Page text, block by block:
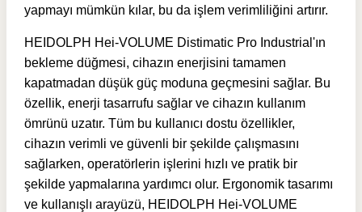
yapmayı mümkün kılar, bu da işlem verimliliğini artırır.
HEIDOLPH Hei-VOLUME Distimatic Pro Industrial'ın
bekleme düğmesi, cihazın enerjisini tamamen
kapatmadan düşük güç moduna geçmesini sağlar. Bu
özellik, enerji tasarrufu sağlar ve cihazın kullanım
ömrünü uzatır. Tüm bu kullanıcı dostu özellikler,
cihazın verimli ve güvenli bir şekilde çalışmasını
sağlarken, operatörlerin işlerini hızlı ve pratik bir
şekilde yapmalarına yardımcı olur. Ergonomik tasarımı
ve kullanışlı arayüzü, HEIDOLPH Hei-VOLUME